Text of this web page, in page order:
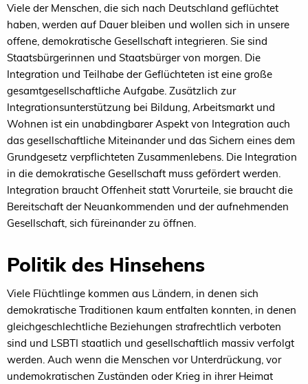
Viele der Menschen, die sich nach Deutschland geflüchtet
haben, werden auf Dauer bleiben und wollen sich in unsere
offene, demokratische Gesellschaft integrieren. Sie sind
Staatsbürgerinnen und Staatsbürger von morgen. Die
Integration und Teilhabe der Geflüchteten ist eine große
gesamtgesellschaftliche Aufgabe. Zusätzlich zur
Integrationsunterstützung bei Bildung, Arbeitsmarkt und
Wohnen ist ein unabdingbarer Aspekt von Integration auch
das gesellschaftliche Miteinander und das Sichern eines dem
Grundgesetz verpflichteten Zusammenlebens. Die Integration
in die demokratische Gesellschaft muss gefördert werden.
Integration braucht Offenheit statt Vorurteile, sie braucht die
Bereitschaft der Neuankommenden und der aufnehmenden
Gesellschaft, sich füreinander zu öffnen.
Politik des Hinsehens
Viele Flüchtlinge kommen aus Ländern, in denen sich
demokratische Traditionen kaum entfalten konnten, in denen
gleichgeschlechtliche Beziehungen strafrechtlich verboten
sind und LSBTI staatlich und gesellschaftlich massiv verfolgt
werden. Auch wenn die Menschen vor Unterdrückung, vor
undemokratischen Zuständen oder Krieg in ihrer Heimat